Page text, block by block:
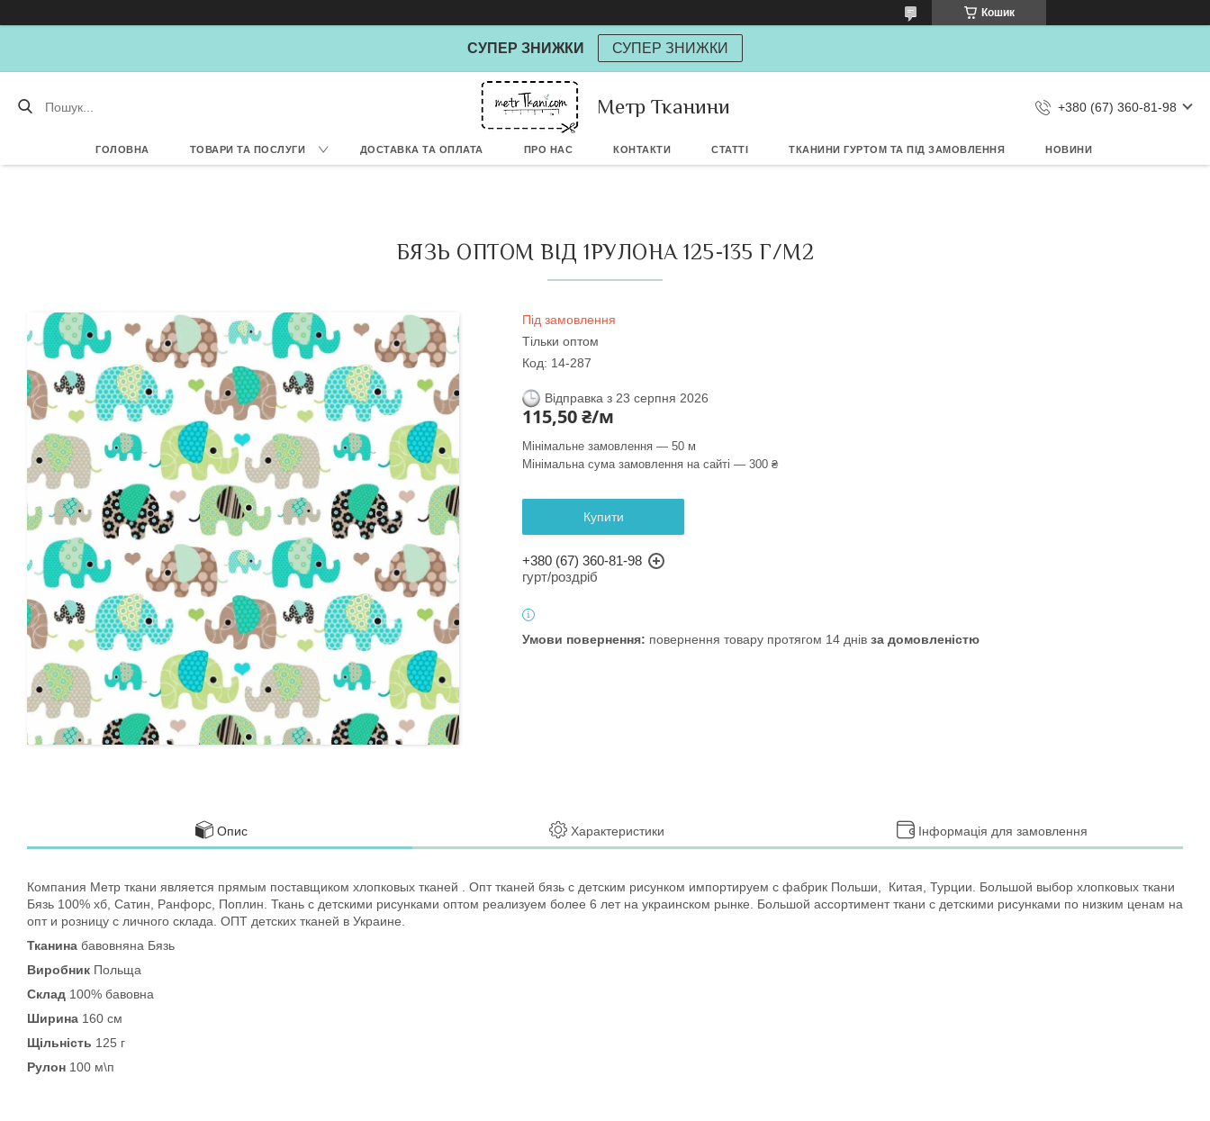
Дозвольте сайту metrtkani.com
Дозволити
Кошик
СУПЕР ЗНИЖКИ СУПЕР ЗНИЖКИ
Метр Тканини +380 (67) 360-81-98
ГОЛОВНА ТОВАРИ ТА ПОСЛУГИ ДОСТАВКА ТА ОПЛАТА ПРО НАС КОНТАКТИ СТАТТІ ТКАНИНИ ГУРТОМ ТА ПІД ЗАМОВЛЕННЯ НОВИНИ
БЯЗЬ ОПТОМ ВІД 1РУЛОНА 125-135 Г/М2
Під замовлення
Тільки оптом
Код: 14-287
Відправка з 23 серпня 2026
115,50 ₴/м
Мінімальне замовлення — 50 м
Мінімальна сума замовлення на сайті — 300 ₴
Купити
+380 (67) 360-81-98
гурт/роздріб
повернення товару протягом 14 днів за домовленістю
Опис Характеристики Інформація для замовлення
Компания Метр ткани является прямым поставщиком хлопковых тканей . Опт тканей бязь с детским рисунком импортируем с фабрик Польши, Китая, Турции. Большой выбор хлопковых ткани
Бязь 100% хб, Сатин, Ранфорс, Поплин. Ткань с детскими рисунками оптом реализуем более 6 лет на украинском рынке. Большой ассортимент ткани с детскими рисунками по низким ценам на
опт и розницу с личного склада. ОПТ детских тканей в Украине.
Тканина бавовняна Бязь
Виробник Польща
Склад 100% бавовна
Ширина 160 см
Щільність 125 г
Рулон 100 м\п